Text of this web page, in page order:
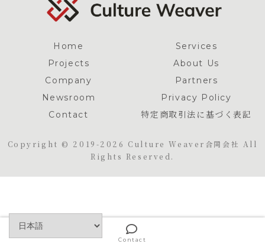
Home
Services
Projects
About Us
Company
Partners
Newsroom
Privacy Policy
Contact
特定商取引法に基づく表記
Copyright © 2019-2026 Culture Weaver合同会社 All
Rights Reserved.
Contact